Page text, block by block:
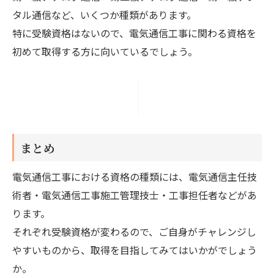
タル通信など、いくつか種類があります。
特に受験資格はないので、電気通信工事に関わる資格を
初めて取得する方に向いているでしょう。
まとめ
電気通信工事における資格の種類には、電気通信主任技
術者・電気通信工事施工管理技士・工事担任者などがあ
ります。
それぞれ受験資格が変わるので、ご自身がチャレンジし
やすいものから、取得を目指してみてはいかがでしょう
か。